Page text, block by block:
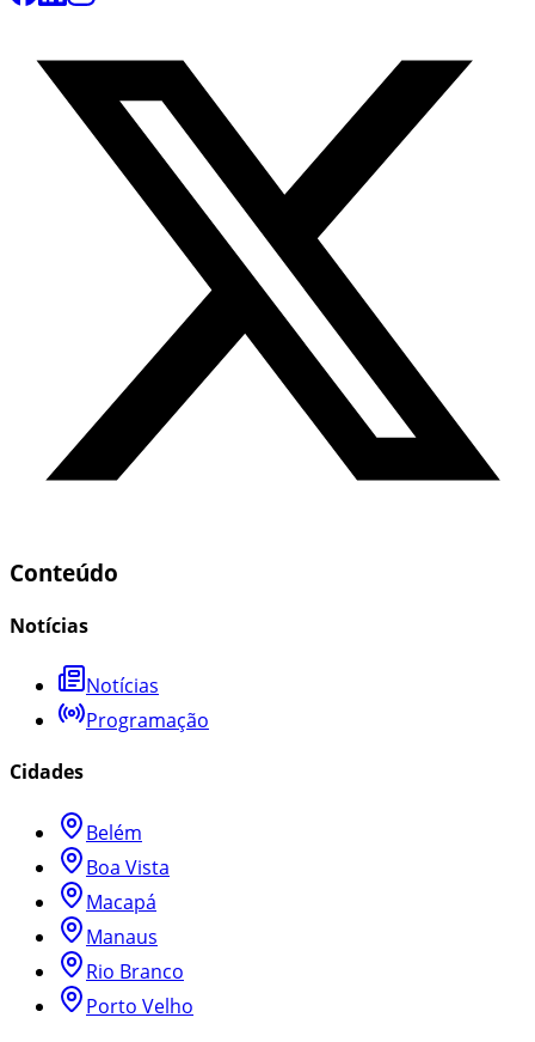
Conteúdo
Notícias
Notícias
Programação
Cidades
Belém
Boa Vista
Macapá
Manaus
Rio Branco
Porto Velho